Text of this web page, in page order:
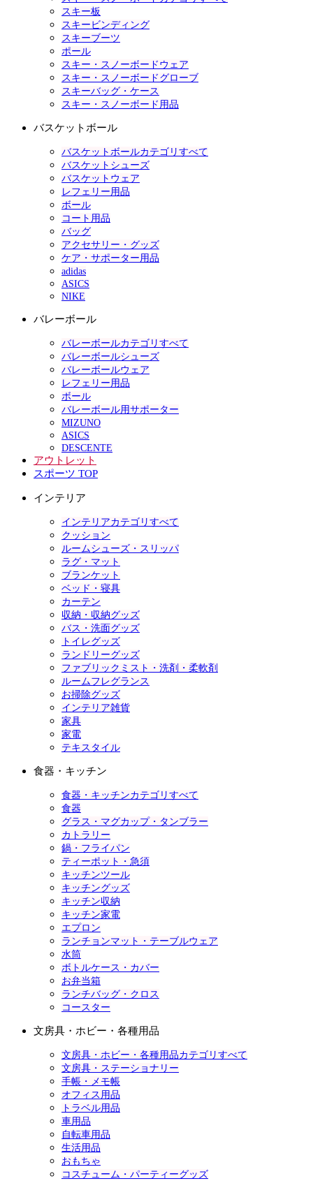
スキー板
スキービンディング
スキーブーツ
ポール
スキー・スノーボードウェア
スキー・スノーボードグローブ
スキーバッグ・ケース
スキー・スノーボード用品
バスケットボール
バスケットボールカテゴリすべて
バスケットシューズ
バスケットウェア
レフェリー用品
ボール
コート用品
バッグ
アクセサリー・グッズ
ケア・サポーター用品
adidas
ASICS
NIKE
バレーボール
バレーボールカテゴリすべて
バレーボールシューズ
バレーボールウェア
レフェリー用品
ボール
バレーボール用サポーター
MIZUNO
ASICS
DESCENTE
アウトレット
スポーツ TOP
インテリア
インテリアカテゴリすべて
クッション
ルームシューズ・スリッパ
ラグ・マット
ブランケット
ベッド・寝具
カーテン
収納・収納グッズ
バス・洗面グッズ
トイレグッズ
ランドリーグッズ
ファブリックミスト・洗剤・柔軟剤
ルームフレグランス
お掃除グッズ
インテリア雑貨
家具
家電
テキスタイル
食器・キッチン
食器・キッチンカテゴリすべて
食器
グラス・マグカップ・タンブラー
カトラリー
鍋・フライパン
ティーポット・急須
キッチンツール
キッチングッズ
キッチン収納
キッチン家電
エプロン
ランチョンマット・テーブルウェア
水筒
ボトルケース・カバー
お弁当箱
ランチバッグ・クロス
コースター
文房具・ホビー・各種用品
文房具・ホビー・各種用品カテゴリすべて
文房具・ステーショナリー
手帳・メモ帳
オフィス用品
トラベル用品
車用品
自転車用品
生活用品
おもちゃ
コスチューム・パーティーグッズ